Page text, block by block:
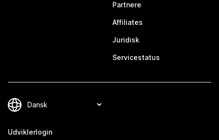
Partnere
Affiliates
Juridisk
Servicestatus
Udviklerlogin